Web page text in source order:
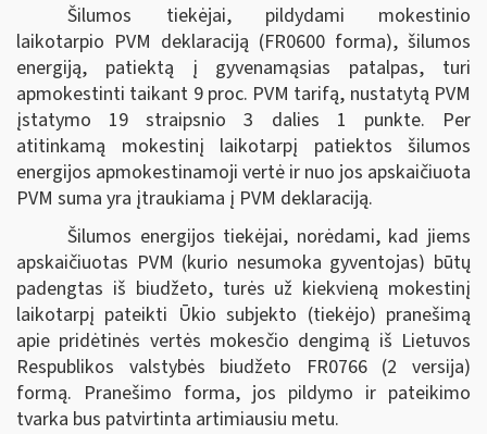
Šilumos tiekėjai, pildydami mokestinio
laikotarpio PVM deklaraciją (FR0600 forma), šilumos
energiją, patiektą į gyvenamąsias patalpas, turi
apmokestinti taikant 9 proc. PVM tarifą, nustatytą PVM
įstatymo 19 straipsnio 3 dalies 1 punkte. Per
atitinkamą mokestinį laikotarpį patiektos šilumos
energijos apmokestinamoji vertė ir nuo jos apskaičiuota
PVM suma yra įtraukiama į PVM deklaraciją.
Šilumos energijos tiekėjai, norėdami, kad jiems
apskaičiuotas PVM (kurio nesumoka gyventojas) būtų
padengtas iš biudžeto, turės už kiekvieną mokestinį
laikotarpį pateikti Ūkio subjekto (tiekėjo) pranešimą
apie pridėtinės vertės mokesčio dengimą iš Lietuvos
Respublikos valstybės biudžeto FR0766 (2 versija)
formą. Pranešimo forma, jos pildymo ir pateikimo
tvarka bus patvirtinta artimiausiu metu.